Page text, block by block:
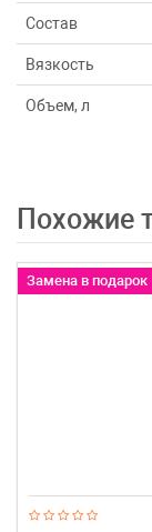
Состав
Вязкость
Объем, л
Похожие
Замена в подарок